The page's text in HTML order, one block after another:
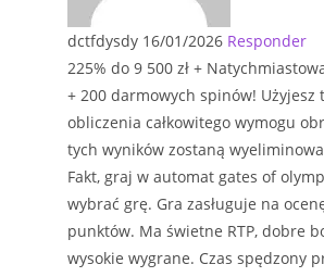
dctfdysdy 16/01/2026 Responder
225% do 9 500 zł +
+ 200 darmowych spinów! Użyjesz
obliczenia całkowitego wymogu
tych wyników zostaną
Fakt, graj w automat gates of
wybrać grę. Gra zasługuje na
punktów. Ma świetne RTP, dobre
wysokie wygrane. Czas spędzony